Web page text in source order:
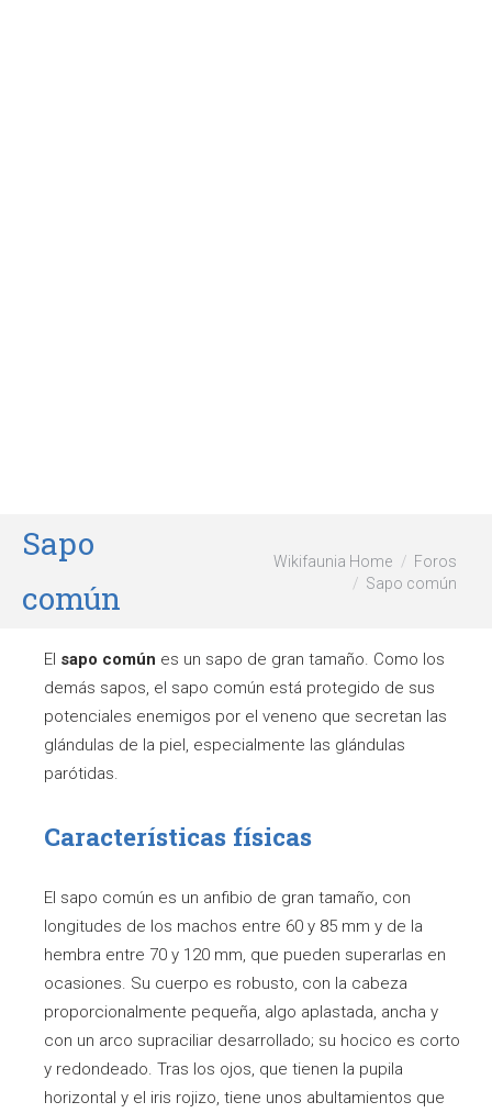
Sapo
común
Wikifaunia Home
Foros
Sapo común
El sapo común es un sapo de gran tamaño. Como los
demás sapos, el sapo común está protegido de sus
potenciales enemigos por el veneno que secretan las
glándulas de la piel, especialmente las glándulas
parótidas.
Características físicas
El sapo común es un anfibio de gran tamaño, con
longitudes de los machos entre 60 y 85 mm y de la
hembra entre 70 y 120 mm, que pueden superarlas en
ocasiones. Su cuerpo es robusto, con la cabeza
proporcionalmente pequeña, algo aplastada, ancha y
con un arco supraciliar desarrollado; su hocico es corto
y redondeado. Tras los ojos, que tienen la pupila
horizontal y el iris rojizo, tiene unos abultamientos que